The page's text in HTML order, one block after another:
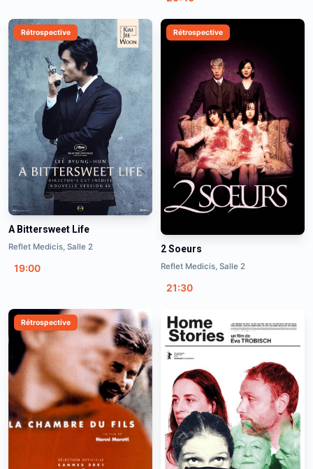
Rétrospective
A Bittersweet Life
Reflet Medicis, Salle 2
19:00
Rétrospective
2 Soeurs
Reflet Medicis, Salle 2
21:30
Rétrospective